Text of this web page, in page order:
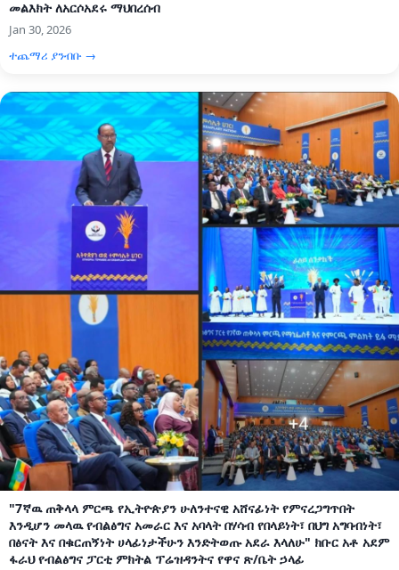
መልእክት ለአርሶአደሩ ማህበረሰብ
Jan 30, 2026
ተጨማሪ ያንብቡ →
"7ኛዉ ጠቅላላ ምርጫ የኢትዮጵያን ሁለንተናዊ አሸናፊነት የምናረጋግጥበት
እንዲሆን መላዉ የብልፅግና አመራር እና አባላት በሃሳብ የበላይነት፣ በህግ አግባብነት፣
በፅናት እና በቁርጠኝነት ሀላፊነታችሁን እንድትወጡ አደራ እላለሁ" ክቡር አቶ አደም
ፋራህ የብልፅግና ፓርቲ ምክትል ፕሬዝዳንትና የዋና ጽ/ቤት ኃላፊ